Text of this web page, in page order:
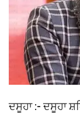
ਦਸੂਹਾ :- ਦਸੂਹਾ